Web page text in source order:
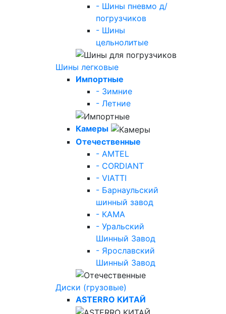
- Шины пневмо д/
погрузчиков
- Шины
цельнолитые
Шины легковые
Импортные
- Зимние
- Летние
Камеры
Отечественные
- AMTEL
- CORDIANT
- VIATTI
- Барнаульский
шинный завод
- КАМА
- Уральский
Шинный Завод
- Ярославский
Шинный Завод
Диски (грузовые)
ASTERRO КИТАЙ